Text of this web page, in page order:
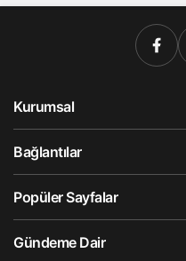
Kurumsal
Bağlantılar
Popüler Sayfalar
Gündeme Dair